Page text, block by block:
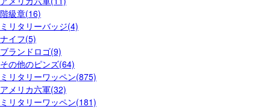
階級章(16)
ミリタリーバッジ(4)
ナイフ(5)
ブランドロゴ(9)
その他のピンズ(64)
ミリタリーワッペン(875)
アメリカ六軍(32)
ミリタリーワッペン(181)